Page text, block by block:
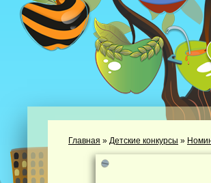
Главная » Детские конкурсы »